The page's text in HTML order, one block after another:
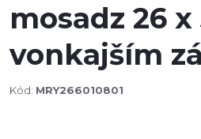
mosadz 26 x
vonkajším
Kód: MRY266010801